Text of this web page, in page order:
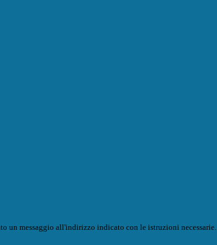
un messaggio all'indirizzo indicato con le istruzioni necessarie.